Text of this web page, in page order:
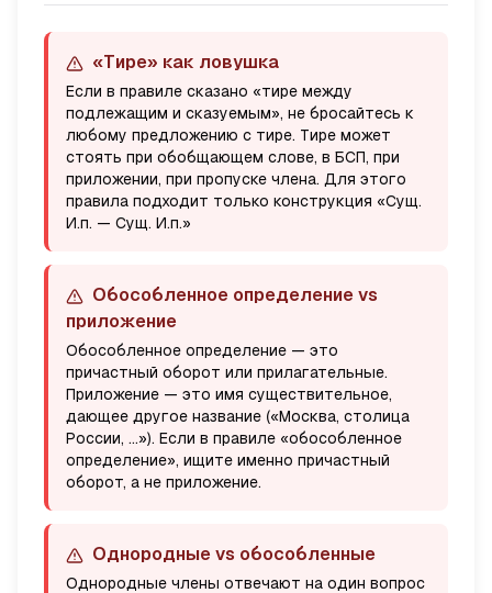
«Тире» как ловушка
Если в правиле сказано «тире между
подлежащим и сказуемым», не бросайтесь к
любому предложению с тире. Тире может
стоять при обобщающем слове, в БСП, при
приложении, при пропуске члена. Для этого
правила подходит только конструкция «Сущ.
И.п. — Сущ. И.п.»
Обособленное определение vs
приложение
Обособленное определение — это
причастный оборот или прилагательные.
Приложение — это имя существительное,
дающее другое название («Москва, столица
России, ...»). Если в правиле «обособленное
определение», ищите именно причастный
оборот, а не приложение.
Однородные vs обособленные
Однородные члены отвечают на один вопрос